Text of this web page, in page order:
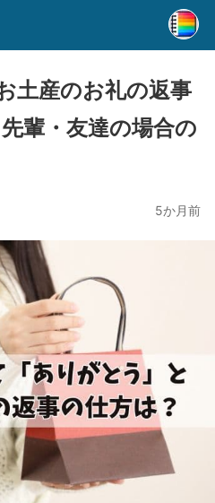
土産のお礼の返事
輩・友達の場合の
5か月前